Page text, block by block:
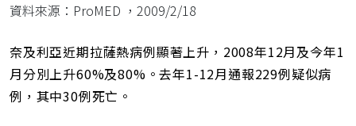
址
資料來源：ProMED ，2009/2/18
奈及利亞近期拉薩熱病例顯著上升，2008年12月及今年1
月分別上升60%及80%。去年1-12月通報229例疑似病
例，其中30例死亡。